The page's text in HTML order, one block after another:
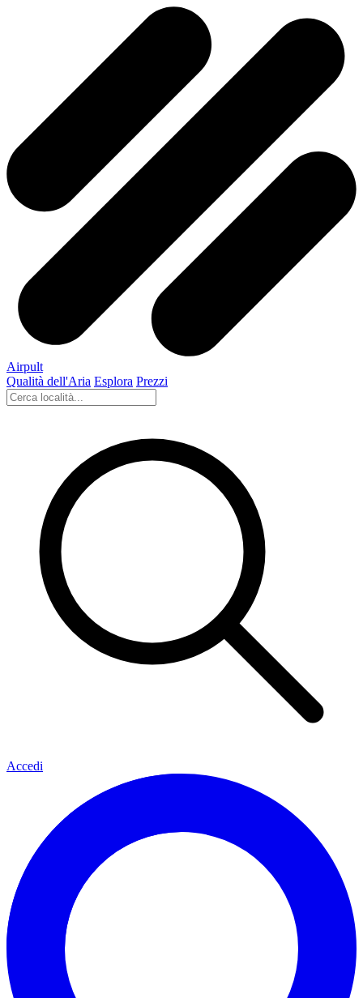
Airpult
Qualità dell'Aria Esplora Prezzi
Accedi